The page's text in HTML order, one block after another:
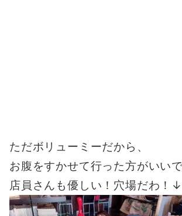
ただボリューミーだから、
お腹をすかせて行った方がいい
店員さんも優しい！穴場だわ！↓